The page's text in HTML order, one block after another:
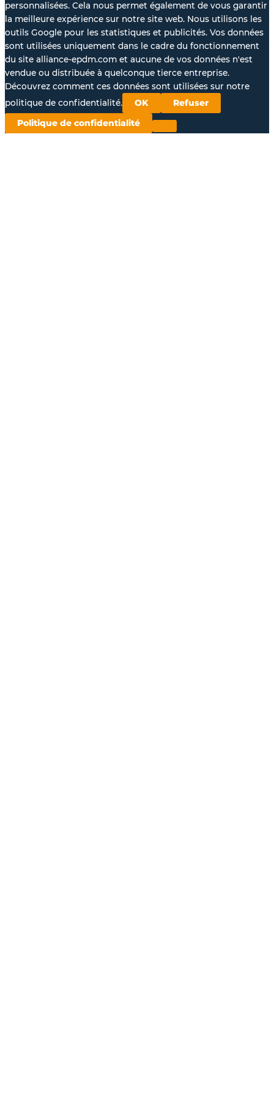
personnalisées. Cela nous permet également de vous garantir
la meilleure expérience sur notre site web. Nous utilisons les
outils Google pour les statistiques et publicités. Vos données
sont utilisées uniquement dans le cadre du fonctionnement
du site alliance-epdm.com et aucune de vos données n'est
vendue ou distribuée à quelconque tierce entreprise.
Découvrez comment ces données sont utilisées sur notre
politique de confidentialité.
OK Refuser
Politique de confidentialité